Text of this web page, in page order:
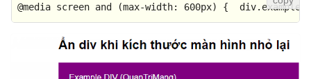
@media screen and (max-width: 600px) { div.example